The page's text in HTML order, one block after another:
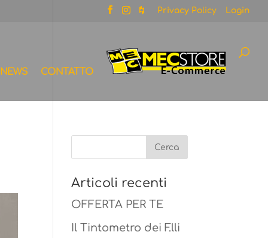
Privacy Policy Login
NEWS CONTATTO
Articoli recenti
OFFERTA PER TE
Il Tintometro dei F.lli